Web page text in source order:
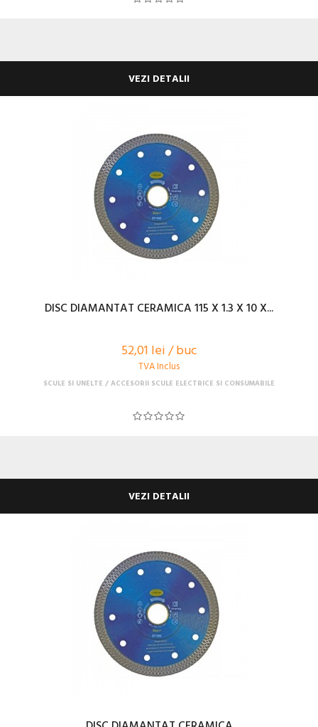
VEZI DETALII
DISC DIAMANTAT CERAMICA 115 X 1.3 X 10 X...
52,01 lei / buc
TVA Inclus
SCULE SI UNELTE ACCESORII SCULE ELECTRICE SI CONSUMABILE
VEZI DETALII